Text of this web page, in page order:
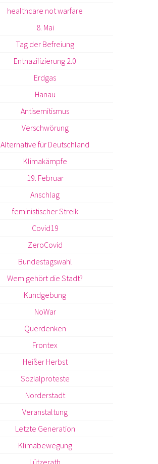
healthcare not warfare
8. Mai
Tag der Befreiung
Entnazifizierung 2.0
Erdgas
Hanau
Antisemitismus
Verschwörung
Alternative für Deutschland
Klimakämpfe
19. Februar
Anschlag
feministischer Streik
Covid19
ZeroCovid
Bundestagswahl
Wem gehört die Stadt?
Kundgebung
NoWar
Querdenken
Frontex
Heißer Herbst
Sozialproteste
Norderstadt
Veranstaltung
Letzte Generation
Klimabewegung